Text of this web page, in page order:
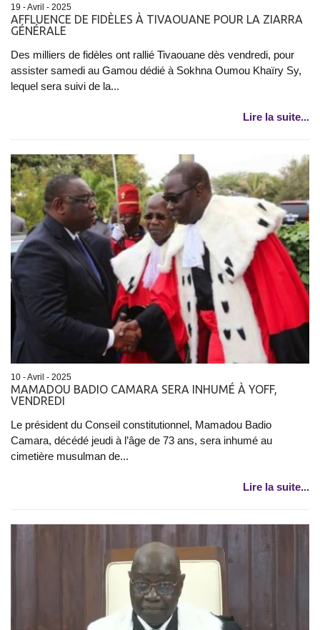
19 - Avril - 2025
AFFLUENCE DE FIDÈLES À TIVAOUANE POUR LA ZIARRA
GÉNÉRALE
Des milliers de fidèles ont rallié Tivaouane dès vendredi, pour
assister samedi au Gamou dédié à Sokhna Oumou Khaïry Sy,
lequel sera suivi de la...
Lire la suite...
10 - Avril - 2025
MAMADOU BADIO CAMARA SERA INHUMÉ À YOFF,
VENDREDI
Le président du Conseil constitutionnel, Mamadou Badio
Camara, décédé jeudi à l’âge de 73 ans, sera inhumé au
cimetière musulman de...
Lire la suite...